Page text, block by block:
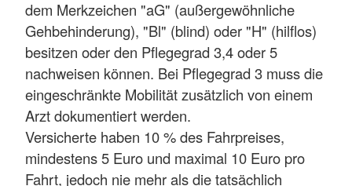
dem Merkzeichen "aG" (außergewöhnliche
Gehbehinderung), "Bl" (blind) oder "H" (hilflos)
besitzen oder den Pflegegrad 3,4 oder 5
nachweisen können. Bei Pflegegrad 3 muss die
eingeschränkte Mobilität zusätzlich von einem
Arzt dokumentiert werden.
Versicherte haben 10 % des Fahrpreises,
mindestens 5 Euro und maximal 10 Euro pro
Fahrt, jedoch nie mehr als die tatsächlich